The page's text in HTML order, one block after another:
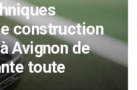
construction
Avignon de
toute